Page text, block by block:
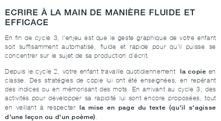
ECRIRE À LA MAIN DE MANIÈRE FLUIDE ET
EFFICACE
En fin de cycle 3, l’enjeu est que le geste graphique de votre enfant
soit suffisamment automatisé, fluide et rapide pour qu'il puisse se
concentrer sur le sujet de sa production d’écrit.
Depuis le cycle 2, votre enfant travaille quotidiennementla copie en
classe. Des stratégies de copie lui ont été enseignées, en repérant
des indices ou en mémorisant des mots. En arrivant au cycle 3, des
activités pour développer sa rapidité lui sont encore proposées, tout
en veillant à respecter la mise en page du texte (qu'il s'agisse
d'une leçon ou d'un poème)